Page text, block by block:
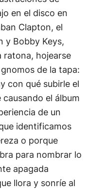
en el disco en
Clapton, el
y Bobby Keys,
ratona, hojearse
de la tapa:
con qué subirle el
el álbum
de un
identificamos
o porque
para nombrar lo
apagada
llora y sonríe al